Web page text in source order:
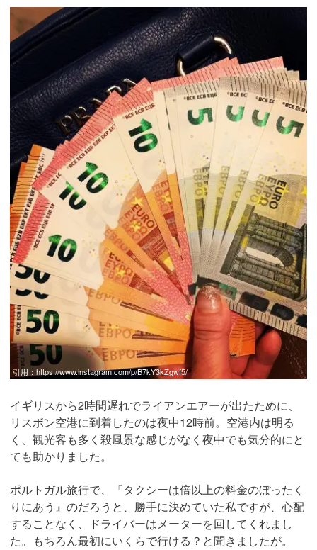
引用： https://www.instagram.com/p/B7kY3kZgwf5/
イギリスから2時間遅れでライアンエアーが出たために、
リスボン空港に到着したのは夜中12時前。空港内は明る
く、観光客も多く殺風景な感じがなく夜中でも気分的にと
ても助かりました。
ポルトガル旅行で、『タクシーは倍以上の料金のぼったく
りにあう』のだろうと、勝手に決めていた私ですが、心配
することなく、ドライバーはメーターを回してくれまし
た。もちろん最初にいくらで行ける？と聞きましたが。